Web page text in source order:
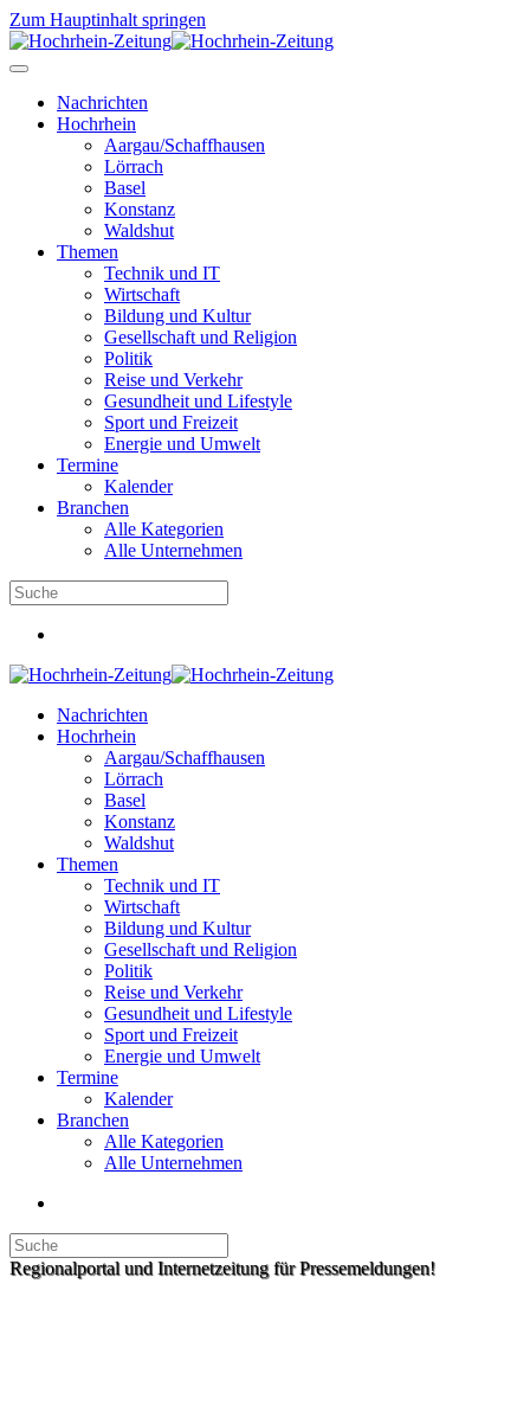
Zum Hauptinhalt springen
Nachrichten
Hochrhein
Aargau/Schaffhausen
Lörrach
Basel
Konstanz
Waldshut
Themen
Technik und IT
Wirtschaft
Bildung und Kultur
Gesellschaft und Religion
Politik
Reise und Verkehr
Gesundheit und Lifestyle
Sport und Freizeit
Energie und Umwelt
Termine
Kalender
Branchen
Alle Kategorien
Alle Unternehmen
Nachrichten
Hochrhein
Aargau/Schaffhausen
Lörrach
Basel
Konstanz
Waldshut
Themen
Technik und IT
Wirtschaft
Bildung und Kultur
Gesellschaft und Religion
Politik
Reise und Verkehr
Gesundheit und Lifestyle
Sport und Freizeit
Energie und Umwelt
Termine
Kalender
Branchen
Alle Kategorien
Alle Unternehmen
Regionalportal und Internetzeitung für Pressemeldungen!